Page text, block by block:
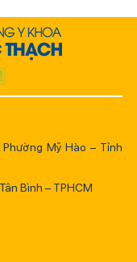
Mỹ Hào – Tỉnh
Bình – TPHCM